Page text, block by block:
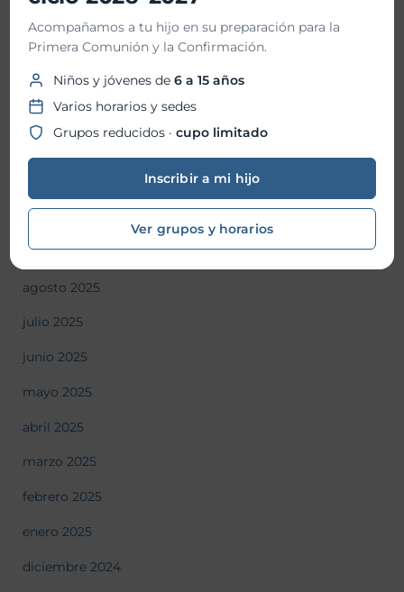
abril 2026
marzo 2026
febrero 2026
enero 2026
octubre 2025
septiembre 2025
agosto 2025
julio 2025
junio 2025
mayo 2025
abril 2025
marzo 2025
febrero 2025
enero 2025
diciembre 2024
Acompañamos a tu hijo en su preparación para la
Primera Comunión y la Confirmación.
Niños y jóvenes de6 a 15 años
Varios horarios y sedes
Grupos reducidos ·cupo limitado
Inscribir a mi hijo
Ver grupos y horarios